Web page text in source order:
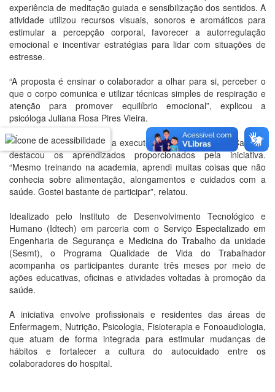
experiência de meditação guiada e sensibilização dos sentidos. A
atividade utilizou recursos visuais, sonoros e aromáticos para
estimular a percepção corporal, favorecer a autorregulação
emocional e incentivar estratégias para lidar com situações de
estresse.
“A proposta é ensinar o colaborador a olhar para si, perceber o
que o corpo comunica e utilizar técnicas simples de respiração e
atenção para promover equilíbrio emocional”, explicou a
psicóloga Juliana Rosa Pires Vieira.
Participante do encontro, a executora da logística Anne Caroline
destacou os aprendizados proporcionados pela iniciativa.
“Mesmo treinando na academia, aprendi muitas coisas que não
conhecia sobre alimentação, alongamentos e cuidados com a
saúde. Gostei bastante de participar”, relatou.
Idealizado pelo Instituto de Desenvolvimento Tecnológico e
Humano (Idtech) em parceria com o Serviço Especializado em
Engenharia de Segurança e Medicina do Trabalho da unidade
(Sesmt), o Programa Qualidade de Vida do Trabalhador
acompanha os participantes durante três meses por meio de
ações educativas, oficinas e atividades voltadas à promoção da
saúde.
A iniciativa envolve profissionais e residentes das áreas de
Enfermagem, Nutrição, Psicologia, Fisioterapia e Fonoaudiologia,
que atuam de forma integrada para estimular mudanças de
hábitos e fortalecer a cultura do autocuidado entre os
colaboradores do hospital.